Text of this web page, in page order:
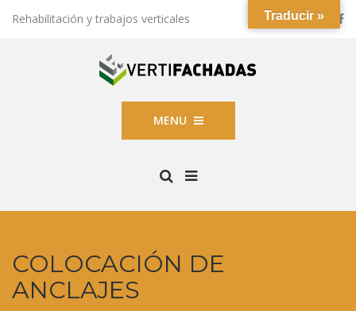
Rehabilitación y trabajos verticales
MENU
COLOCACIÓN DE
ANCLAJES
Traducir »